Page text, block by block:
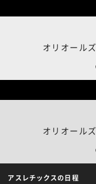
オリオールズ
オリオールズ
アスレチックスの日程